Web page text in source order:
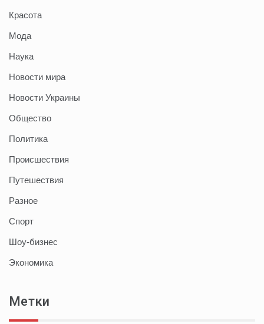
Красота
Мода
Наука
Новости мира
Новости Украины
Общество
Политика
Происшествия
Путешествия
Разное
Спорт
Шоу-бизнес
Экономика
Метки